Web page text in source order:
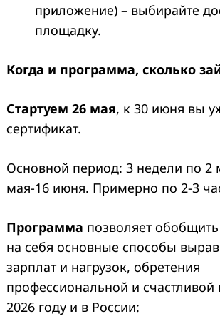
приложение) – выбирайте
площадку.
Когда и программа, сколько
Стартуем 26 мая, к 30 июня вы
сертификат.
Основной период: 3 недели по 2
мая-16 июня. Примерно по 2-3
Программа позволяет
на себя основные способы
зарплат и нагрузок, обретения
профессиональной и
2026 году и в России:
Search